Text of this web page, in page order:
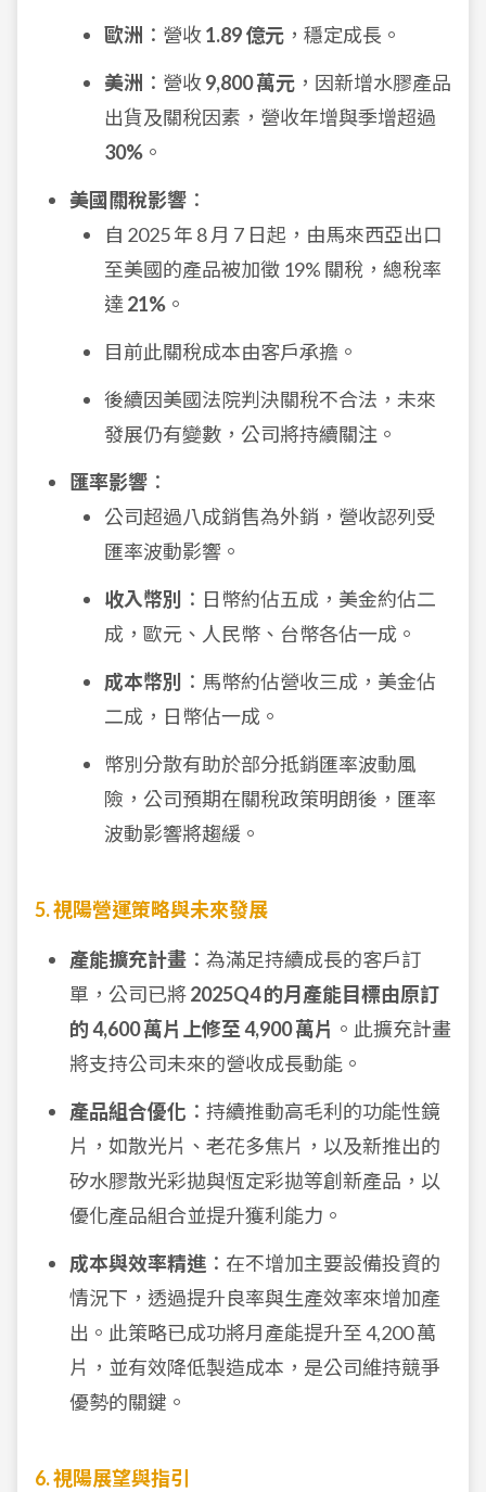
歐洲 ：營收1.89 億元 ，穩定成長。
美洲 ：營收9,800 萬元 ，因新增水膠產品
出貨及關稅因素，營收年增與季增超過
30% 。
美國關稅影響 ：
自 2025 年 8 月 7 日起，由馬來西亞出口
至美國的產品被加徵 19% 關稅，總稅率
達 21% 。
目前此關稅成本由客戶承擔。
後續因美國法院判決關稅不合法，未來
發展仍有變數，公司將持續關注。
匯率影響 ：
公司超過八成銷售為外銷，營收認列受
匯率波動影響。
收入幣別
：日幣約佔五成，美金約佔二
成，歐元、人民幣、台幣各佔一成。
成本幣別
：馬幣約佔營收三成，美金佔
二成，日幣佔一成。
幣別分散有助於部分抵銷匯率波動風
險，公司預期在關稅政策明朗後，匯率
波動影響將趨緩。
5. 視陽營運策略與未來發展
產能擴充計畫 ：為滿足持續成長的客戶訂
單，公司已將2025Q4 的月產能目標由原訂
的 4,600 萬片上修至 4,900 萬片 。此擴充計畫
將支持公司未來的營收成長動能。
產品組合優化 ：持續推動高毛利的功能性鏡
片，如散光片、老花多焦片，以及新推出的
矽水膠散光彩拋與恆定彩拋等創新產品，以
優化產品組合並提升獲利能力。
成本與效率精進 ：在不增加主要設備投資的
情況下，透過提升良率與生產效率來增加產
出。此策略已成功將月產能提升至 4,200 萬
片，並有效降低製造成本，是公司維持競爭
優勢的關鍵。
6. 視陽展望與指引